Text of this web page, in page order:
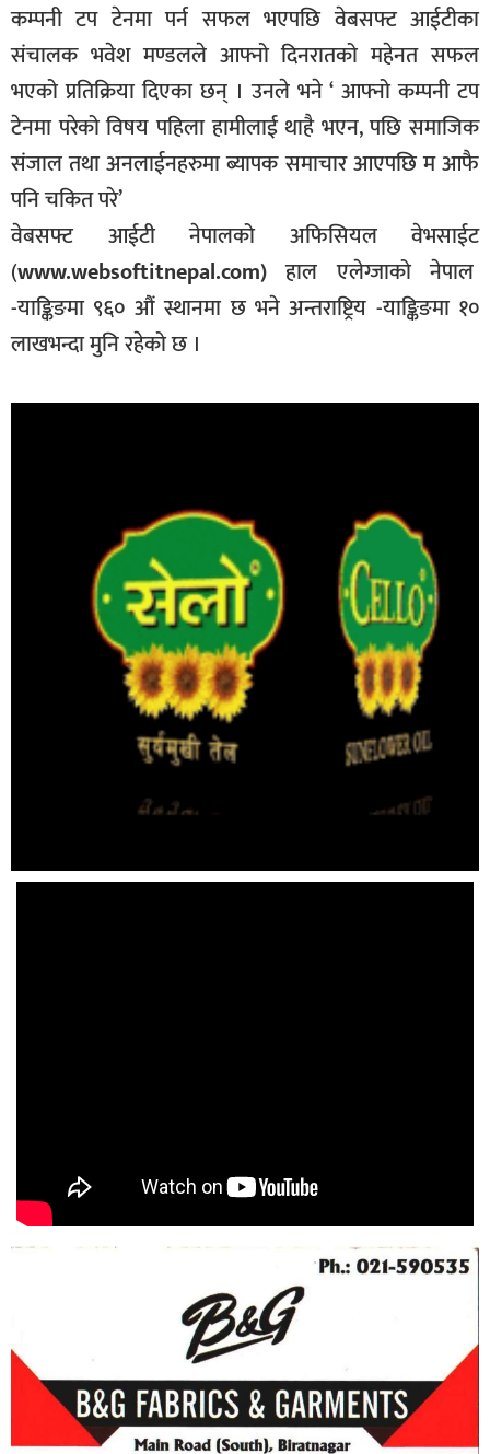
कम्पनी टप टेनमा पर्न सफल भएपछि वेबसफ्ट आईटीका
संचालक भवेश मण्डलले आफ्नो दिनरातको महेनत सफल
भएको प्रतिक्रिया दिएका छन् । उनले भने ‘ आफ्नो कम्पनी टप
टेनमा परेको विषय पहिला हामीलाई थाहै भएन, पछि समाजिक
संजाल तथा अनलाईनहरुमा ब्यापक समाचार आएपछि म आफै
पनि चकित परे’
वेबसफ्ट आईटी नेपालको अफिसियल वेभसाईट
(www.websoftitnepal.com) हाल एलेग्जाको नेपाल
-याङ्किङमा ९६० औं स्थानमा छ भने अन्तराष्ट्रिय -याङ्किङमा १०
लाखभन्दा मुनि रहेको छ ।